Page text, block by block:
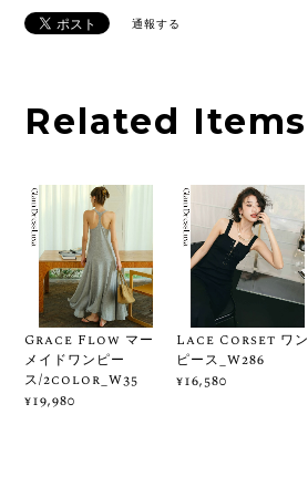
通報する
Related Items
Grace Flow マー
メイドワンピー
ス/2color_W35
¥19,980
Lace Corset ワン
ピース_W286
¥16,580